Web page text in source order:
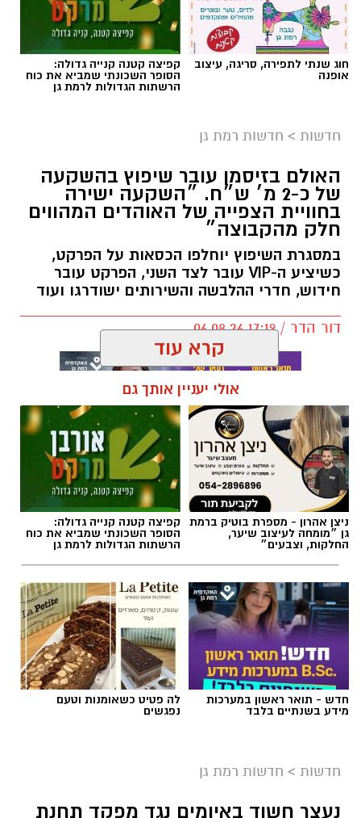
חוג שנתי לתפירה, סריגה, עיצוב
אופנה
קפיצה קטנה קנייה גדולה:
הסופר השכונתי שמביא את כוח
הרשתות הגדולות לרמת גן
חדשות > חדשות רמת גן
האולם בזיסמן עובר שיפוץ בהשקעה
של כ-2 מ׳ ש״ח. ״השקעה ישירה
בחוויית הצפייה של האוהדים המהווים
חלק מהקבוצה״
במסגרת השיפוץ יוחלפו הכסאות על הפרקט,
כשיציע ה-VIP עובר לצד השני, הפרקט עובר
חידוש, חדרי ההלבשה והשירותים ישודרגו ועוד
דור הדר / 17:19 06.08.26
תגים:כרמל שאמה הכהן מכבי עירוני רמת גן, זיסמן
אולם זיסמן ברמת גן, אולמה הביתי של מכבי
קבוצת כנען רמת-גן, שנחנך ב-1993, עובר בימים
אלו שיפוץ משמעותי לקראת עונת המשחקים
הקרובה, בהשקעתה האדיבה והנדיבה של עיריית
והבעלים של המועדון אבי גבאי הנאמדת בכשני
מיליון ש״ח.
במסגרת השיפוץ, יוחלפו כל המושבים על הפרקט
ובמקומם יותקנו יציעים חדשים. יציע ה-VIP עובר
צד וימוקם בצד בו היו ממוקמים שולחן המזכירות
הטלוויזיה. גם משני צידי הפרקט מאחורי הסלים
קרא עוד
אולי יעניין אותך גם
ניצן אהרון - מספרת בוטיק ברמת
גן ״מומחה לעיצוב שיער,
החלקות, וצבעים״
קפיצה קטנה קנייה גדולה:
הסופר השכונתי שמביא את כוח
הרשתות הגדולות לרמת גן
חדש - תואר ראשון במערכות
מידע בשנתיים בלבד
לה פטיט כשאומנות וטעם
נפגשים
חדשות > חדשות רמת גן
נעצר חשוד באיומים נגד מפקד תחנת